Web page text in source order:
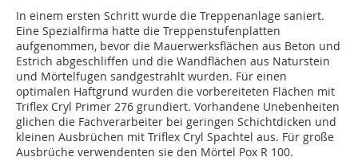
In einem ersten Schritt wurde die Treppenanlage saniert.
Eine Spezialfirma hatte die Treppenstufenplatten
aufgenommen, bevor die Mauerwerksflächen aus Beton und
Estrich abgeschliffen und die Wandflächen aus Naturstein
und Mörtelfugen sandgestrahlt wurden. Für einen
optimalen Haftgrund wurden die vorbereiteten Flächen mit
Triflex Cryl Primer 276 grundiert. Vorhandene Unebenheiten
glichen die Fachverarbeiter bei geringen Schichtdicken und
kleinen Ausbrüchen mit Triflex Cryl Spachtel aus. Für große
Ausbrüche verwendenten sie den Mörtel Pox R 100.